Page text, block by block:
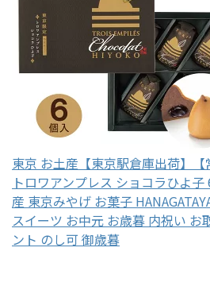
東京 お土産【東京駅倉庫出荷】
トロワアンプレス ショコラひよ
産 東京みやげ お菓子
スイーツ お中元 お歳暮 内祝い お
ント のし可 御歳暮